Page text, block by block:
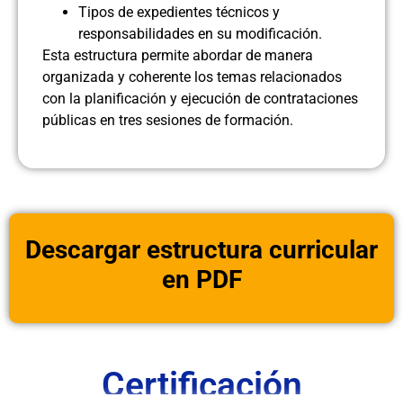
Tipos de expedientes técnicos y
responsabilidades en su modificación.
Esta estructura permite abordar de manera
organizada y coherente los temas relacionados
con la planificación y ejecución de contrataciones
públicas en tres sesiones de formación.
Descargar estructura curricular
en PDF
Certificación